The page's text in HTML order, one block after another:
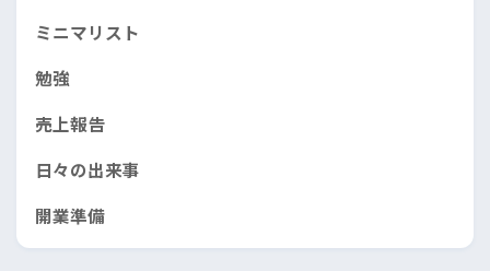
ミニマリスト
勉強
売上報告
日々の出来事
開業準備